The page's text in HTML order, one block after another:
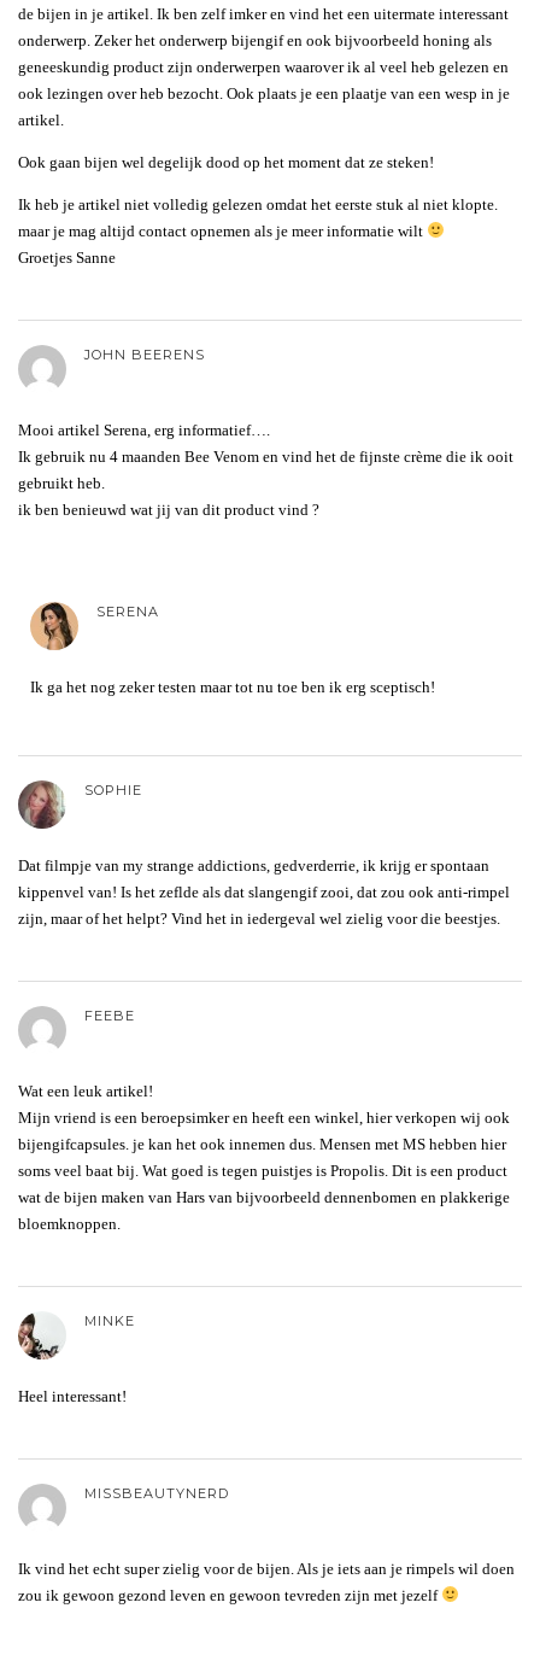
de bijen in je artikel. Ik ben zelf imker en vind het een uitermate interessant
onderwerp. Zeker het onderwerp bijengif en ook bijvoorbeeld honing als
geneeskundig product zijn onderwerpen waarover ik al veel heb gelezen en
ook lezingen over heb bezocht. Ook plaats je een plaatje van een wesp in je
artikel.
Ook gaan bijen wel degelijk dood op het moment dat ze steken!
Ik heb je artikel niet volledig gelezen omdat het eerste stuk al niet klopte.
maar je mag altijd contact opnemen als je meer informatie wilt
Groetjes Sanne
JOHN BEERENS
Mooi artikel Serena, erg informatief….
Ik gebruik nu 4 maanden Bee Venom en vind het de fijnste crème die ik ooit
gebruikt heb.
ik ben benieuwd wat jij van dit product vind ?
SERENA
Ik ga het nog zeker testen maar tot nu toe ben ik erg sceptisch!
SOPHIE
Dat filmpje van my strange addictions, gedverderrie, ik krijg er spontaan
kippenvel van! Is het zeflde als dat slangengif zooi, dat zou ook anti-rimpel
zijn, maar of het helpt? Vind het in iedergeval wel zielig voor die beestjes.
FEEBE
Wat een leuk artikel!
Mijn vriend is een beroepsimker en heeft een winkel, hier verkopen wij ook
bijengifcapsules. je kan het ook innemen dus. Mensen met MS hebben hier
soms veel baat bij. Wat goed is tegen puistjes is Propolis. Dit is een product
wat de bijen maken van Hars van bijvoorbeeld dennenbomen en plakkerige
bloemknoppen.
MINKE
Heel interessant!
MISSBEAUTYNERD
Ik vind het echt super zielig voor de bijen. Als je iets aan je rimpels wil doen
zou ik gewoon gezond leven en gewoon tevreden zijn met jezelf